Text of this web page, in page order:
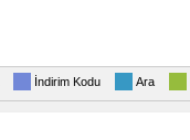
İndirim Kodu Ara